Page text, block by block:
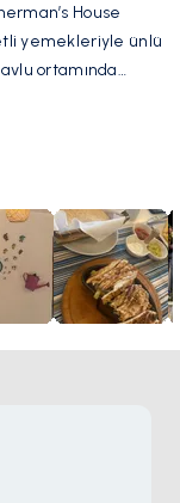
House
yemekleriyle ünlü
ortamında
ızgara yemekler
artan
alır, bu da
Ana caddelerden
dostane
önerilir,
bir noktadır.